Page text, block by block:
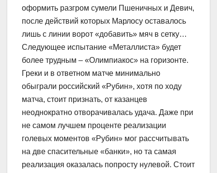
оформить разгром сумели Пшеничных и Девич,
после действий которых Марлосу оставалось
лишь с линии ворот «добавить» мяч в сетку…
Следующее испытание «Металлиста» будет
более трудным – «Олимпиакос» на горизонте.
Греки и в ответном матче минимально
обыграли российский «Рубин», хотя по ходу
матча, стоит признать, от казанцев
неоднократно отворачивалась удача. Даже при
не самом лучшем проценте реализации
голевых моментов «Рубин» мог рассчитывать
на две спасительные «банки», но та самая
реализация оказалась попросту нулевой. Стоит